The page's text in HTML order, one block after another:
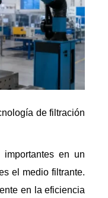
de filtración
en un
el medio filtrante.
en la eficiencia